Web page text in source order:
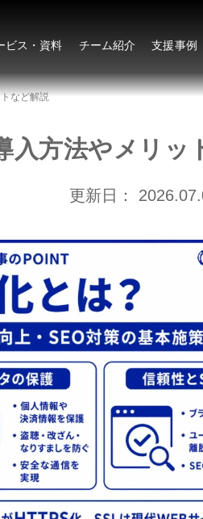
ビス・資料 チーム紹介 支援事例
など解説
方法やメリッ
更新日：